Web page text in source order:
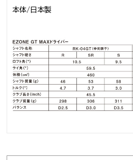
本体/日本製